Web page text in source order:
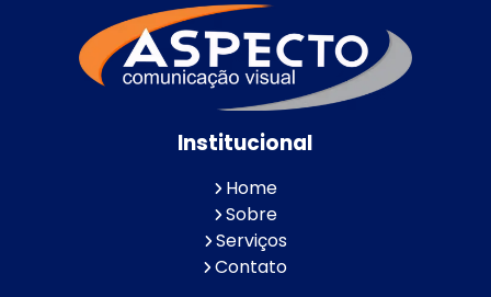
Institucional
Home
Sobre
Serviços
Contato